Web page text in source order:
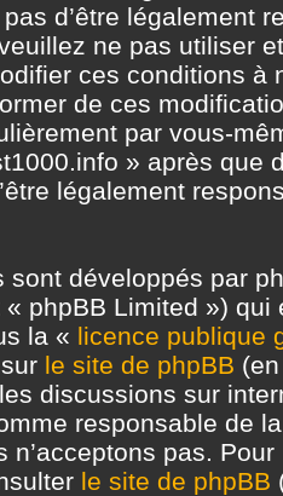
pas d’être légalement
ne pas utiliser
ces conditions à
de ces
par vous-
» après que
légalement
sont développés par
« phpBB Limited »)
la « licence publique
le site de phpBB
discussions sur
responsable de
n’acceptons pas.
le site de phpBB